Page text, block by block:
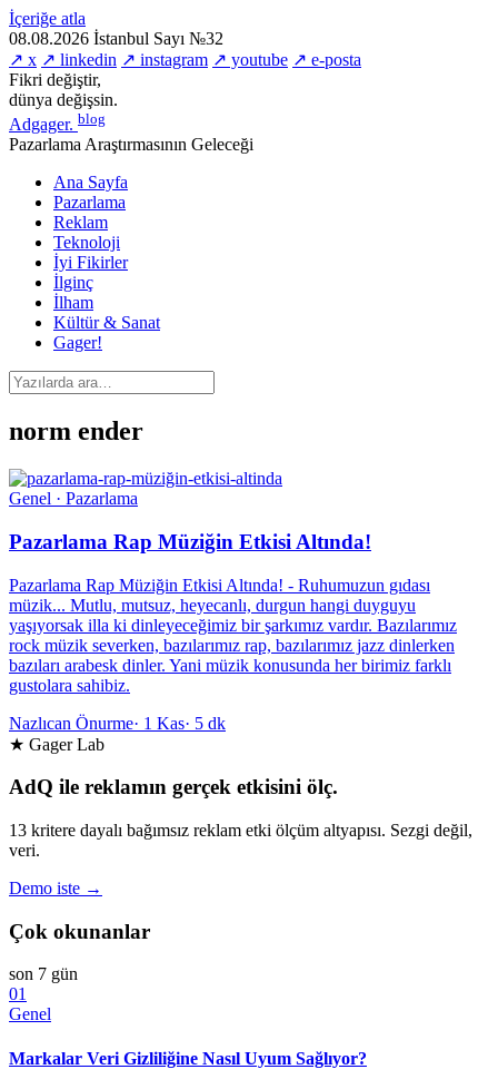
İçeriğe atla
08.08.2026 İstanbul Sayı №32
↗ x ↗ linkedin ↗ instagram ↗ youtube ↗ e-posta
Fikri değiştir,
dünya değişsin.
Adgager. blog
Pazarlama Araştırmasının Geleceği
Ana Sayfa
Pazarlama
Reklam
Teknoloji
İyi Fikirler
İlginç
İlham
Kültür & Sanat
Gager!
norm ender
Genel · Pazarlama
Pazarlama Rap Müziğin Etkisi Altında!
Pazarlama Rap Müziğin Etkisi Altında! - Ruhumuzun gıdası
müzik... Mutlu, mutsuz, heyecanlı, durgun hangi duyguyu
yaşıyorsak illa ki dinleyeceğimiz bir şarkımız vardır. Bazılarımız
rock müzik severken, bazılarımız rap, bazılarımız jazz dinlerken
bazıları arabesk dinler. Yani müzik konusunda her birimiz farklı
gustolara sahibiz.
Nazlıcan Önurme· 1 Kas· 5 dk
★ Gager Lab
AdQ ile reklamın gerçek etkisini ölç.
13 kritere dayalı bağımsız reklam etki ölçüm altyapısı. Sezgi değil,
veri.
Demo iste →
Çok okunanlar
son 7 gün
01
Genel
Markalar Veri Gizliliğine Nasıl Uyum Sağlıyor?